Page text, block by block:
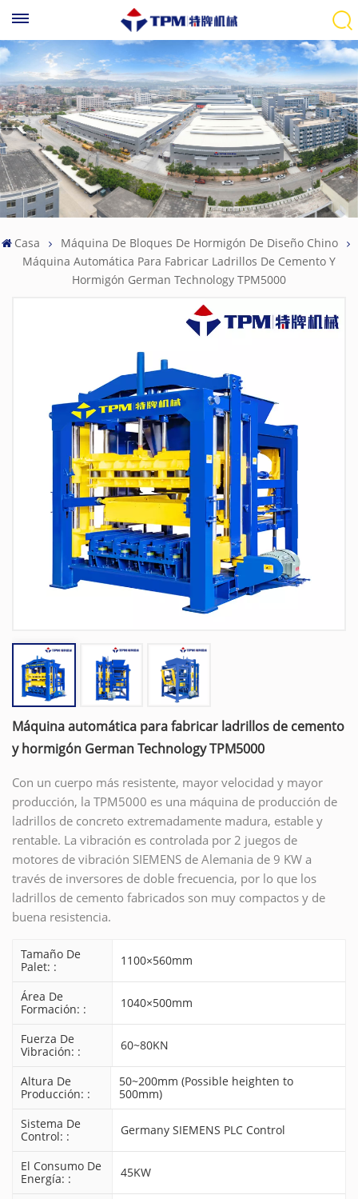
Casa
Máquina De Bloques De Hormigón De Diseño Chino
Máquina Automática Para Fabricar Ladrillos De Cemento Y
Hormigón German Technology TPM5000
Máquina automática para fabricar ladrillos de cemento
y hormigón German Technology TPM5000
Con un cuerpo más resistente, mayor velocidad y mayor
producción, la TPM5000 es una máquina de producción de
ladrillos de concreto extremadamente madura, estable y
rentable. La vibración es controlada por 2 juegos de
motores de vibración SIEMENS de Alemania de 9 KW a
través de inversores de doble frecuencia, por lo que los
ladrillos de cemento fabricados son muy compactos y de
buena resistencia.
Tamaño De
Palet: :
1100×560mm
Área De
Formación: :
1040×500mm
Fuerza De
Vibración: :
60~80KN
Altura De
Producción: :
50~200mm (Possible heighten to
500mm)
Sistema De
Control: :
Germany SIEMENS PLC Control
El Consumo De
Energía: :
45KW